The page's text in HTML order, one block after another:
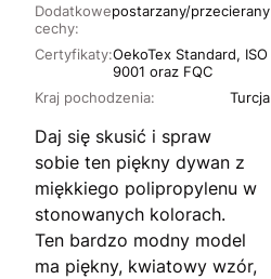
Dodatkowe
cechy:
postarzany/przecierany
Kraj pochodzenia: Turcja
Certyfikaty:OekoTex Standard, ISO
9001 oraz FQC
Daj się skusić i spraw
sobie ten piękny dywan z
miękkiego polipropylenu w
stonowanych kolorach.
Ten bardzo modny model
ma piękny, kwiatowy wzór,